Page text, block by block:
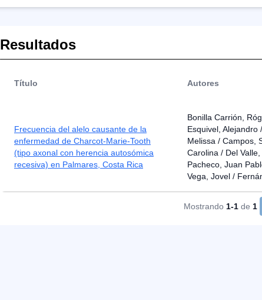
Resultados
Título Autores
Frecuencia del alelo causante de la
enfermedad de Charcot-Marie-Tooth
(tipo axonal con herencia autosómica
recesiva) en Palmares, Costa Rica
Bonilla Carrión,
Esquivel, Alejandro
Melissa / Campos,
Carolina / Del
Pacheco, Juan
Vega, Jovel /
Mostrando 1-1 de 1